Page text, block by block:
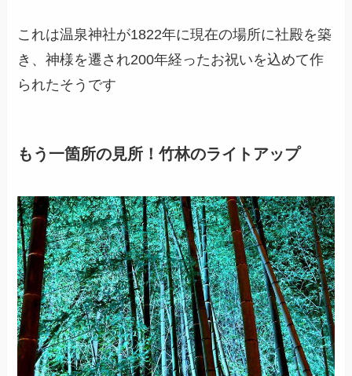
これは温泉神社が1822年に現在の場所に社殿を築
き、神様を遷され200年経ったお祝いを込めて作
られたそうです
もう一箇所の見所！竹林のライトアップ